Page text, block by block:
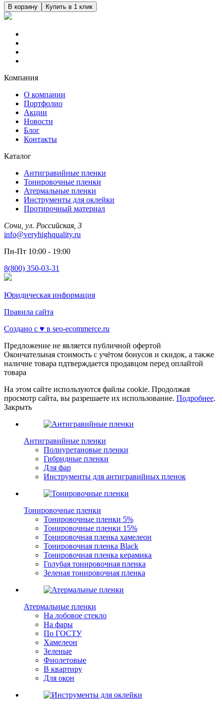
В корзину Купить в 1 клик
Компания
О компании
Портфолио
Акции
Новости
Блог
Контакты
Каталог
Антигравийные пленки
Тонировочные пленки
Атермальные пленки
Инструменты для оклейки
Протирочный материал
Сочи, ул. Российская, 3
info@veryhighquality.ru
Пн-Пт 10:00 - 19:00
8(800) 350-03-31
Юридическая информация
Правила сайта
Создано с ♥️ в seo-ecommerce.ru
Предложение не является публичной офертой
Окончательная стоимость с учётом бонусов и скидок, а также
наличие товара пдтверждается продавцом перед оплайтой
товара
На этом сайте используются файлы cookie. Продолжая
просмотр сайта, вы разрешаете их использование. Подробнее.
Закрыть
Антигравийные пленки
Полиуретановые пленки
Гибридные пленки
Для фар
Инструменты для антигравийных пленок
Тонировочные пленки
Тонировочные пленки 5%
Тонировочные пленки 15%
Тонировочная пленка хамелеон
Тонировочная пленка Black
Тонировочная пленка керамика
Голубая тонировочная пленка
Зеленая тонировочная пленка
Атермальные пленки
На лобовое стекло
На фары
По ГОСТУ
Хамелеон
Зеленые
Фиолетовые
В квартиру
Для окон